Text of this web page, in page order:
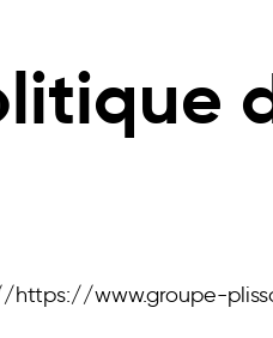
https://www.groupe-